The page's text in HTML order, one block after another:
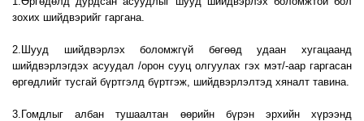
зохих шийдвэрийг гаргана.
2.Шууд шийдвэрлэх боломжгүй бөгөөд удаан хугацаанд
шийдвэрлэгдэх асуудал /орон сууц олгуулах гэх мэт/-аар гаргасан
өргөдлийг тусгай бүртгэлд бүртгэж, шийдвэрлэлтэд хяналт тавина.
3.Гомдлыг албан тушаалтан өөрийн бүрэн эрхийн хүрээнд